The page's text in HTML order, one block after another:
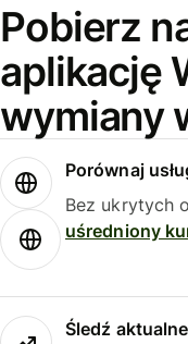
Pobierz
aplikację
wymiany
Porównaj
Bez ukrytych
uśredniony
Śledź